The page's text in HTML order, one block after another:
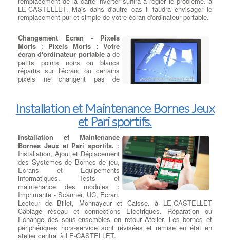
meilleur des deux mondes avec l’un de nos meilleurs 2-en-1 , qui
offre à la fois un écran tactile et un clavier physique.
Casques Momentum
Sennheiser à LE-CASTELLET:
Le luxe en version nomade.
Conçu pour garantir une portabilité
sans concession, le casque sans
fil MOMENTUM On-Ear Wireless
renferme toute la qualité
active du bruit ambiant NoiseGard™ et d’une technologie
Bluetooth ultra moderne. à LE-CASTELLET Les glissières
d'ajustement ultra légères en acier inoxydable reflètent la grande
que les écouteurs habillés d’Alcantara® souple apportent un
excellent confort d’utilisation.Source :
Sennheiser - Casques
Momentum
LE-CASTELLET, Mais dans d'autre cas il faudra envisager le
remplacement pur et simple de votre écran d'ordinateur portable.
Changement Ecran - Pixels
Morts : Pixels Morts : Votre
écran d'ordinateur portablea de
petits points noirs ou blancs
répartis sur l'écran; ou certains
pixels ne changent pas de
morts
sont généralement causées par des défauts de
fabrication, et il arrive qu'ils restent allumés pendant toute la
durée de vie de l'écran . à LE-CASTELLET, dans certains cas, il
est possible de réparer le pixel mort en manipulant la zone
concernée, mais cela risque de comprimer les différentes
couches de la dalle, forçant ainsi le liquide à l'intérieur du
panneau à se déplacer; et vous risquez
d'endommager votre
écranLCD. à LE-CASTELLET, dans de nombreux cas le
remplacement de l'écran s'avère nécessaire.
Installation et Maintenance Bornes Jeux
et Pari sportifs.
Installation et Maintenance
Bornes Jeux et Pari sportifs. :
Installation, Ajout et Déplacement
des Systèmes de Bornes de jeu,
Ecrans et Equipements
informatiques. Tests et
maintenance des modules :
Imprimante - Scanner, UC, Ecran,
Lecteur de Billet, Monnayeur et Caisse. à LE-CASTELLET
Câblage réseau et connections Electriques. Réparation ou
Echange des sous-ensembles en retour Atelier. Les bornes et
périphériques hors-service sont révisées et remise en état en
atelier central à LE-CASTELLET.